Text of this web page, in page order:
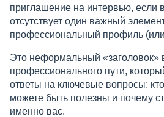
приглашение на интервью,
отсутствует один важный
профессиональный профиль
Это неформальный «заголовок»
профессионального пути,
ответы на ключевые вопросы:
можете быть полезны и почему
именно вас.